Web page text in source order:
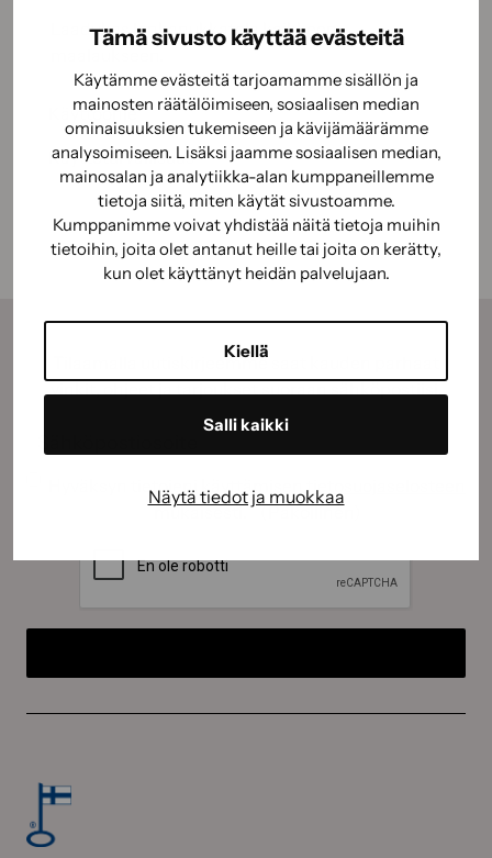
Tämä sivusto käyttää evästeitä
Käytämme evästeitä tarjoamamme sisällön ja
mainosten räätälöimiseen, sosiaalisen median
ominaisuuksien tukemiseen ja kävijämäärämme
analysoimiseen. Lisäksi jaamme sosiaalisen median,
mainosalan ja analytiikka-alan kumppaneillemme
tietoja siitä, miten käytät sivustoamme.
Kumppanimme voivat yhdistää näitä tietoja muihin
tietoihin, joita olet antanut heille tai joita on kerätty,
kun olet käyttänyt heidän palvelujaan.
Kiellä
Salli kaikki
Näytä tiedot ja muokkaa
Laadukas lankanukkatela kaikkeen
Käyttöohje
Käyttöturvallisuus
Tilaamalla uutiskirjeemme saat kauden parhaat
vinkit, ohjeet ja tarjoukset suoraan sähköpostiisi.
(Pakollinen)
Hyväksyn tietojeni käyttämisen tietosuojaselosteen
mukaisesti. (Pakollinen)